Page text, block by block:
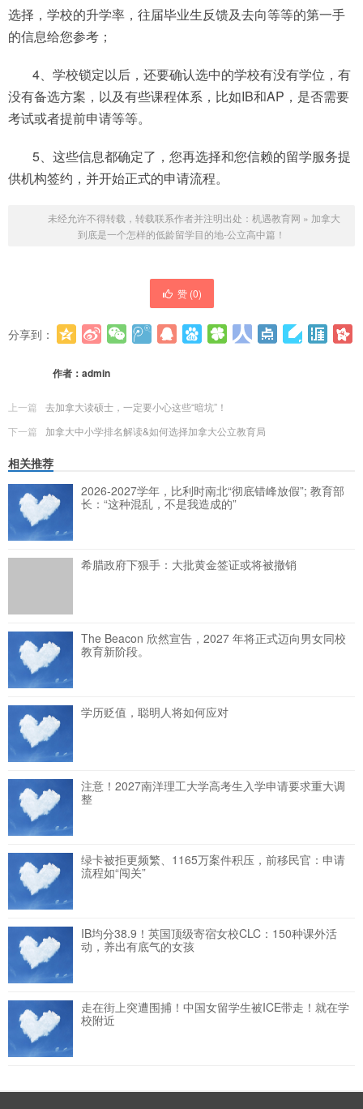
选择，学校的升学率，往届毕业生反馈及去向等等的第一手
的信息给您参考；
4、学校锁定以后，还要确认选中的学校有没有学位，有
没有备选方案，以及有些课程体系，比如IB和AP，是否需要
考试或者提前申请等等。
5、这些信息都确定了，您再选择和您信赖的留学服务提
供机构签约，并开始正式的申请流程。
未经允许不得转载，转载联系作者并注明出处： 机遇教育网 » 加拿大
到底是一个怎样的低龄留学目的地-公立高中篇！
赞 (0)
分享到：
作者： admin
上一篇
去加拿大读硕士，一定要小心这些“暗坑”！
下一篇
加拿大中小学排名解读&如何选择加拿大公立教育局
相关推荐
2026-2027学年，比利时南北“彻底错峰放假”; 教育部
长：“这种混乱，不是我造成的”
希腊政府下狠手：大批黄金签证或将被撤销
The Beacon 欣然宣告，2027 年将正式迈向男女同校
教育新阶段。
学历贬值，聪明人将如何应对
注意！2027南洋理工大学高考生入学申请要求重大调
整
绿卡被拒更频繁、1165万案件积压，前移民官：申请
流程如“闯关”
IB均分38.9！英国顶级寄宿女校CLC：150种课外活
动，养出有底气的女孩
走在街上突遭围捕！中国女留学生被ICE带走！就在学
校附近